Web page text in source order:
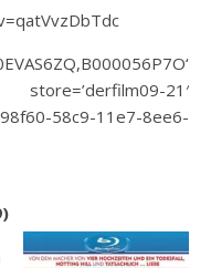
21′
58c9-11e7-8ee6-